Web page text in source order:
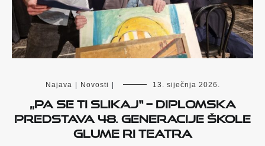
Najava | Novosti | 13. siječnja 2026.
„Pa se ti slikaj“ – diplomska
predstava 48. generacije škole
glume Ri Teatra